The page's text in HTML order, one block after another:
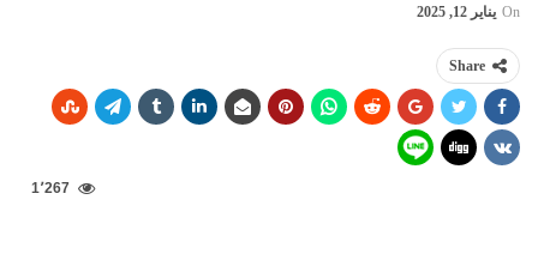
On يناير 12, 2025
Share
1٬267